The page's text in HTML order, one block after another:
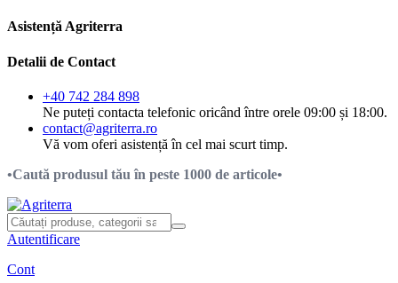
Asistență Agriterra
Detalii de Contact
+40 742 284 898
Ne puteți contacta telefonic oricând între orele 09:00 și 18:00.
contact@agriterra.ro
Vă vom oferi asistență în cel mai scurt timp.
•Caută produsul tău în peste 1000 de articole•
Autentificare
Cont